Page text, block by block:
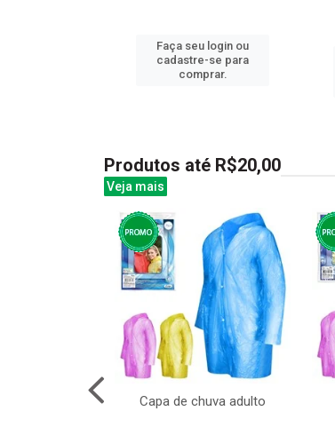
Faça seu login ou
cadastre-se para
comprar.
Produtos até R$20,00
Veja mais
Capa de chuva adulto